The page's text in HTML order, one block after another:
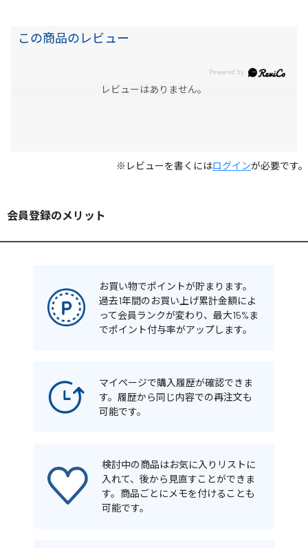
この商品のレビュー
レビューはありません。
※レビューを書くにはログインが必要です。
会員登録のメリット
お買い物でポイントが貯まります。
過去1年間のお買い上げ累計金額によ
って会員ランクが変わり、最大15%ま
でポイント付与率がアップします。
マイページで購入履歴が確認できま
す。履歴から同じ内容での再注文も
可能です。
検討中の商品はお気に入りリストに
入れて、後から見直すことができま
す。商品ごとにメモを付けることも
可能です。